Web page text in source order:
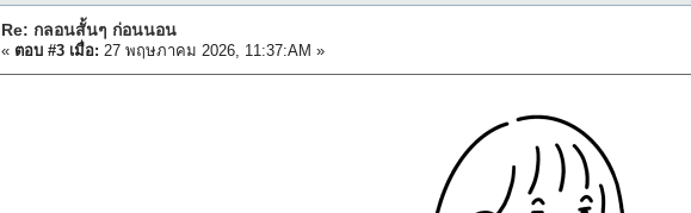
Re: กลอนสั้นๆ ก่อนนอน
« ตอบ #3 เมื่อ: 27 พฤษภาคม 2026, 11:37:AM »